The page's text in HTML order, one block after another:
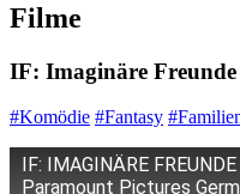
Filme
IF: Imaginäre Freunde
#Komödie #Fantasy
IF: IMAGINÄRE
Paramount Pictures